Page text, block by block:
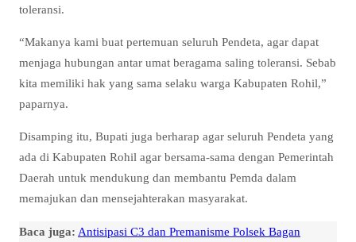
toleransi.
“Makanya kami buat pertemuan seluruh Pendeta, agar dapat
menjaga hubungan antar umat beragama saling toleransi. Sebab
kita memiliki hak yang sama selaku warga Kabupaten Rohil,”
paparnya.
Disamping itu, Bupati juga berharap agar seluruh Pendeta yang
ada di Kabupaten Rohil agar bersama-sama dengan Pemerintah
Daerah untuk mendukung dan membantu Pemda dalam
memajukan dan mensejahterakan masyarakat.
Baca juga: Antisipasi C3 dan Premanisme Polsek Bagan